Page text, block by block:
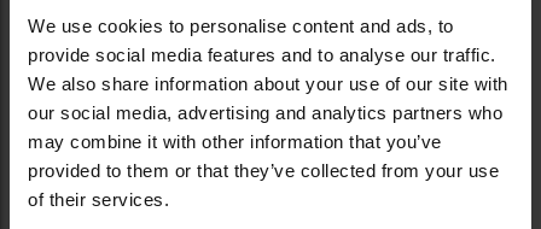
We use cookies to personalise content and ads, to
provide social media features and to analyse our traffic.
We also share information about your use of our site with
our social media, advertising and analytics partners who
may combine it with other information that you’ve
provided to them or that they’ve collected from your use
of their services.
Dźwignia przeładowania Strike
Industries Charging Handle
Zestaw dźwigni zwalniacza